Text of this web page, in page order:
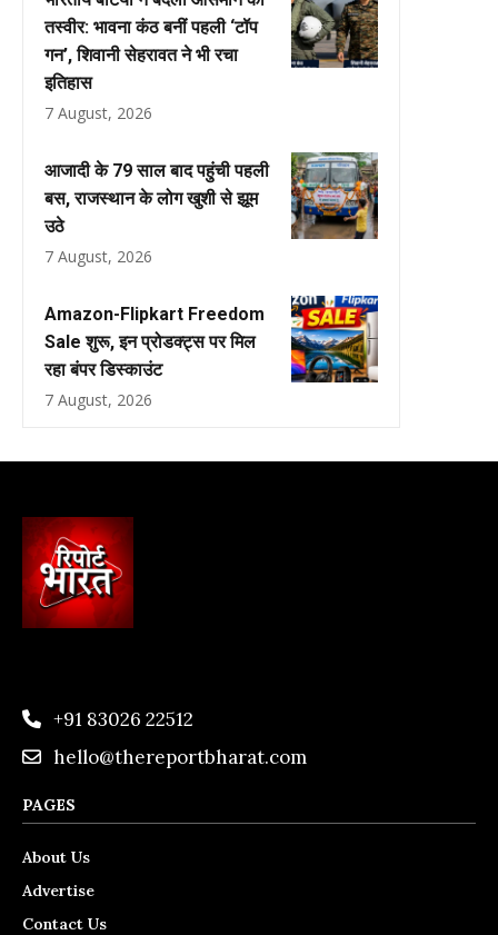
तस्वीर: भावना कंठ बनीं पहली ‘टॉप
गन’, शिवानी सेहरावत ने भी रचा
इतिहास
7 August, 2026
आजादी के 79 साल बाद पहुंची पहली
बस, राजस्थान के लोग खुशी से झूम
उठे
7 August, 2026
Amazon-Flipkart Freedom
Sale शुरू, इन प्रोडक्ट्स पर मिल
रहा बंपर डिस्काउंट
7 August, 2026
+91 83026 22512
hello@thereportbharat.com
PAGES
About Us
Advertise
Contact Us